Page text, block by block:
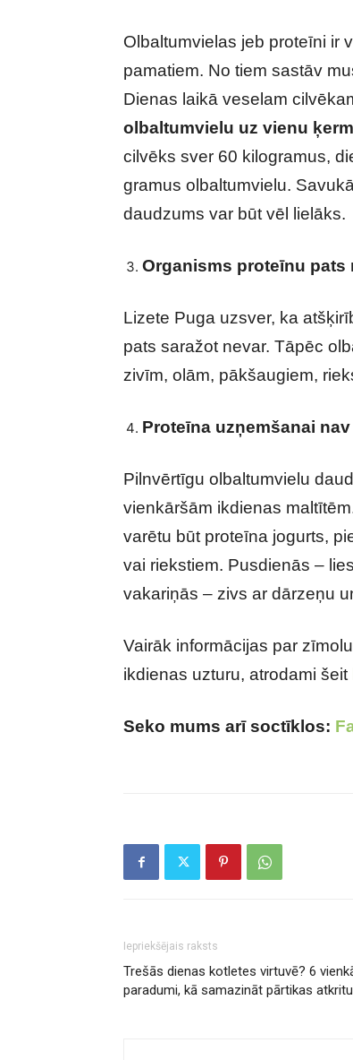
Olbaltumvielas jeb proteīni ir
pamatiem. No tiem sastāv
Dienas laikā veselam
olbaltumvielu uz vienu
cilvēks sver 60 kilogramus,
gramus olbaltumvielu.
daudzums var būt vēl lielāks.
Organisms proteīnu pats
Lizete Puga uzsver, ka
pats saražot nevar. Tāpēc
zivīm, olām, pākšaugiem,
Proteīna uzņemšanai
Pilnvērtīgu olbaltumvielu
vienkāršām ikdienas
varētu būt proteīna jogurts,
vai riekstiem. Pusdienās –
vakariņās – zivs ar dārzeņu
Vairāk informācijas par
ikdienas uzturu, atrodami šeit
Seko mums arī soctīklos:
Iepriekšējais raksts
Trešās dienas kotletes virtuvē? 6
paradumi, kā samazināt pārtikas